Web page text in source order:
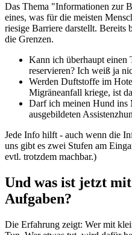
Das Thema "Informationen zur
eines, was für die meisten
riesige Barriere darstellt. Bereits
die Grenzen.
Kann ich überhaupt einen
reservieren? Ich weiß ja
Werden Duftstoffe im
Migräneanfall kriege, ist
Darf ich meinen Hund ins
ausgebildeten
Jede Info hilft - auch wenn die
uns gibt es zwei Stufen am
evtl. trotzdem machbar.)
Und was ist jetzt
Aufgaben?
Die Erfahrung zeigt: Wer mit